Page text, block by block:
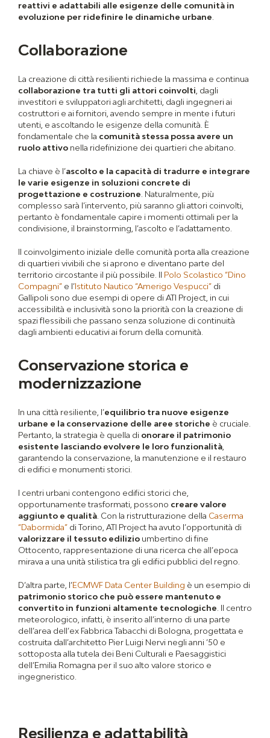
reattivi e adattabili alle esigenze delle comunità in
evoluzione per ridefinire le dinamiche urbane.
Collaborazione
La creazione di città resilienti richiede la massima e continua
collaborazione tra tutti gli attori coinvolti, dagli
investitori e sviluppatori agli architetti, dagli ingegneri ai
costruttori e ai fornitori, avendo sempre in mente i futuri
utenti, e ascoltando le esigenze della comunità. È
fondamentale che la comunità stessa possa avere un
ruolo attivo nella ridefinizione dei quartieri che abitano.
La chiave è l’ascolto e la capacità di tradurre e integrare
le varie esigenze in soluzioni concrete di
progettazione e costruzione. Naturalmente, più
complesso sarà l’intervento, più saranno gli attori coinvolti,
pertanto è fondamentale capire i momenti ottimali per la
condivisione, il brainstorming, l’ascolto e l’adattamento.
Il coinvolgimento iniziale delle comunità porta alla creazione
di quartieri vivibili che si aprono e diventano parte del
territorio circostante il più possibile. Il Polo Scolastico “Dino
Compagni” e l’Istituto Nautico “Amerigo Vespucci” di
Gallipoli sono due esempi di opere di ATI Project, in cui
accessibilità e inclusività sono la priorità con la creazione di
spazi flessibili che passano senza soluzione di continuità
dagli ambienti educativi ai forum della comunità.
Conservazione storica e
modernizzazione
In una città resiliente, l’equilibrio tra nuove esigenze
urbane e la conservazione delle aree storiche è cruciale.
Pertanto, la strategia è quella di onorare il patrimonio
esistente lasciando evolvere le loro funzionalità,
garantendo la conservazione, la manutenzione e il restauro
di edifici e monumenti storici.
I centri urbani contengono edifici storici che,
opportunamente trasformati, possono creare valore
aggiunto e qualità. Con la ristrutturazione della Caserma
“Dabormida” di Torino, ATI Project ha avuto l’opportunità di
valorizzare il tessuto edilizio umbertino di fine
Ottocento, rappresentazione di una ricerca che all’epoca
mirava a una unità stilistica tra gli edifici pubblici del regno.
D’altra parte, l’ECMWF Data Center Building è un esempio di
patrimonio storico che può essere mantenuto e
convertito in funzioni altamente tecnologiche. Il centro
meteorologico, infatti, è inserito all’interno di una parte
dell’area dell’ex Fabbrica Tabacchi di Bologna, progettata e
costruita dall’architetto Pier Luigi Nervi negli anni ‘50 e
sottoposta alla tutela dei Beni Culturali e Paesaggistici
dell’Emilia Romagna per il suo alto valore storico e
ingegneristico.
Resilienza e adattabilità